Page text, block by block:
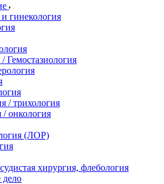
гинекология
Гемостазиология
/ трихология
онкология
(ЛОР)
хирургия, флебология
дело